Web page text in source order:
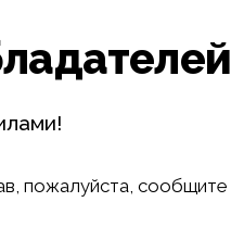
пожалуйста, сообщите